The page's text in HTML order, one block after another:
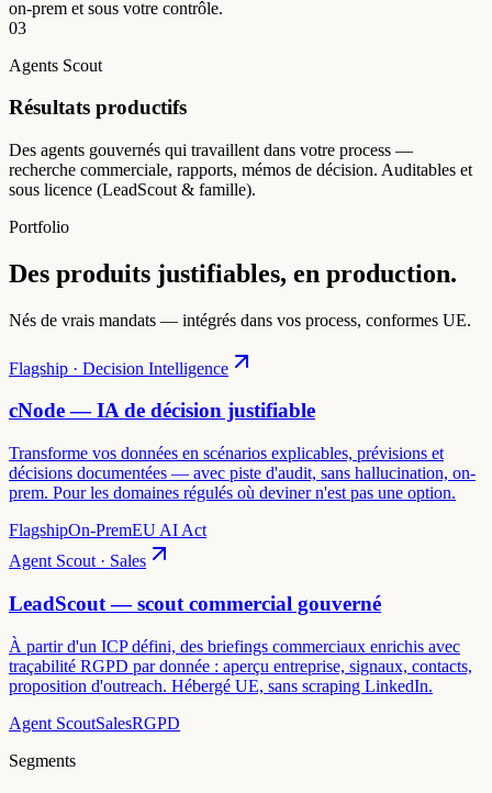
on-prem et sous votre contrôle.
03
Agents Scout
Résultats productifs
Des agents gouvernés qui travaillent dans votre process —
recherche commerciale, rapports, mémos de décision. Auditables et
sous licence (LeadScout & famille).
Portfolio
Des produits justifiables, en production.
Nés de vrais mandats — intégrés dans vos process, conformes UE.
Flagship · Decision Intelligence
cNode — IA de décision justifiable
Transforme vos données en scénarios explicables, prévisions et
décisions documentées — avec piste d'audit, sans hallucination, on-
prem. Pour les domaines régulés où deviner n'est pas une option.
FlagshipOn-PremEU AI Act
Agent Scout · Sales
LeadScout — scout commercial gouverné
À partir d'un ICP défini, des briefings commerciaux enrichis avec
traçabilité RGPD par donnée : aperçu entreprise, signaux, contacts,
proposition d'outreach. Hébergé UE, sans scraping LinkedIn.
Agent ScoutSalesRGPD
Segments